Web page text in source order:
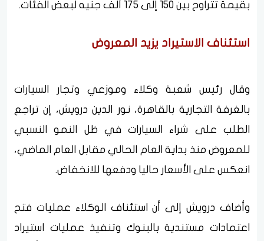
بقيمة تتراوح بين 150 إلى 175 ألف جنيه لبعض الفئات.
استئناف الاستيراد يزيد المعروض
وقال رئيس شعبة وكلاء وموزعي وتجار السيارات
بالغرفة التجارية بالقاهرة، نور الدين درويش، إن تراجع
الطلب على شراء السيارات في ظل النمو النسبي
للمعروض منذ بداية العام الحالي مقابل العام الماضي،
انعكس على الأسعار حاليا ودفعها للانخفاض.
وأضاف درويش إلى أن استئناف الوكلاء عمليات فتح
اعتمادات مستندية بالبنوك وتنفيذ عمليات استيراد